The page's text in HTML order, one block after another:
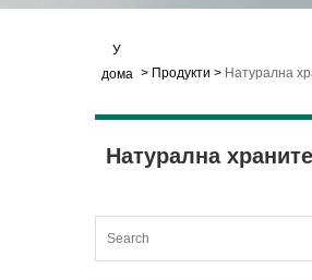
У
дома > Продукти > Натурална
Натурална